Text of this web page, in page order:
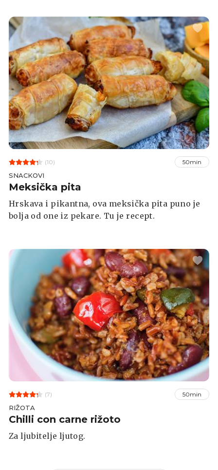
(10) 50min
SNACKOVI
Meksička pita
Hrskava i pikantna, ova meksička pita puno je
bolja od one iz pekare. Tu je recept.
(7) 50min
RIŽOTA
Chilli con carne rižoto
Za ljubitelje ljutog.